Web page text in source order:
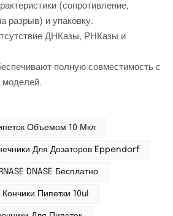
(сопротивление,
разрыв) и упаковку.
ДНКазы, РНКазы и
полную совместимость с
моделей.
Объемом 10 Мкл
Для Дозаторов Eppendorf
DNASE Бесплатно
Пипетки 10ul